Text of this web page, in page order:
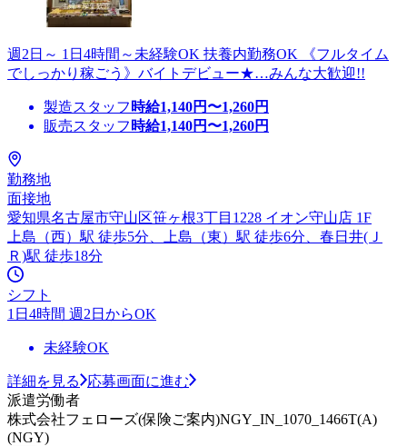
週2日～ 1日4時間～未経験OK 扶養内勤務OK 《フルタイム
でしっかり稼ごう》バイトデビュー★…みんな大歓迎!!
製造スタッフ 時給1,140円〜1,260円
販売スタッフ 時給1,140円〜1,260円
勤務地
面接地
愛知県名古屋市守山区笹ヶ根3丁目1228 イオン守山店 1F
上島（西）駅 徒歩5分、上島（東）駅 徒歩6分、春日井(Ｊ
Ｒ)駅 徒歩18分
シフト
1日4時間 週2日からOK
未経験OK
詳細を見る
応募画面に進む
派遣労働者
株式会社フェローズ(保険ご案内)NGY_IN_1070_1466T(A)
(NGY)